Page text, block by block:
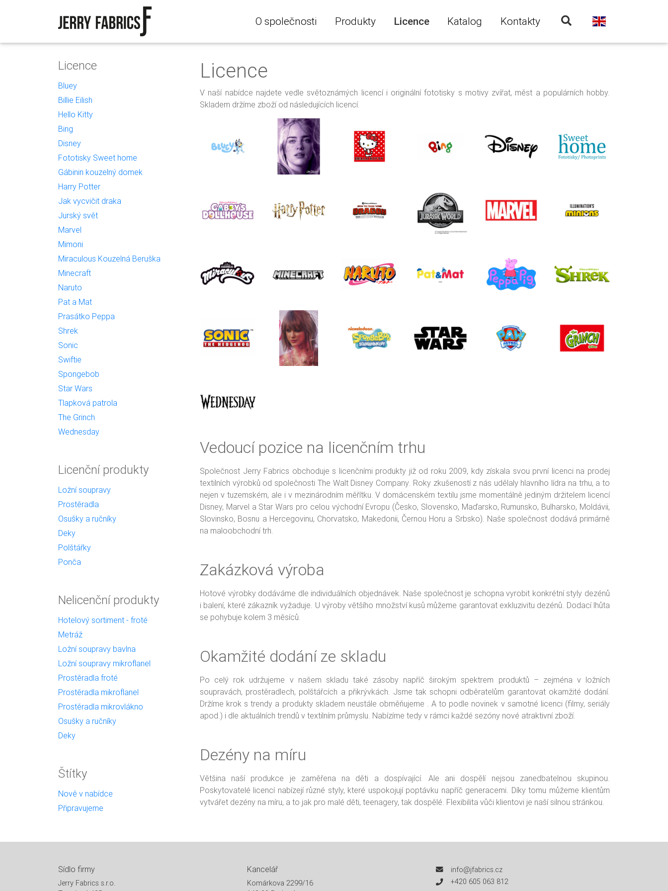
O společnosti Produkty Licence Katalog Kontakty
Licence
V naší nabídce najdete vedle světoznámých licencí i originální fototisky s motivy zvířat, měst a populárních hobby.
Skladem držíme zboží od následujících licencí.
Vedoucí pozice na licenčním trhu
Společnost Jerry Fabrics obchoduje s licenčními produkty již od roku 2009, kdy získala svou první licenci na prodej
textilních výrobků od společnosti The Walt Disney Company. Roky zkušeností z nás udělaly hlavního lídra na trhu, a to
nejen v tuzemském, ale i v mezinárodním měřítku. V domácenském textilu jsme momentálně jediným držitelem licencí
Disney, Marvel a Star Wars pro celou východní Evropu (Česko, Slovensko, Maďarsko, Rumunsko, Bulharsko, Moldávii,
Slovinsko, Bosnu a Hercegovinu, Chorvatsko, Makedonii, Černou Horu a Srbsko). Naše společnost dodává primárně
na maloobchodní trh.
Zakázková výroba
Hotové výrobky dodáváme dle individuálních objednávek. Naše společnost je schopna vyrobit konkrétní styly dezénů
i balení, které zákazník vyžaduje. U výroby většího množství kusů můžeme garantovat exkluzivitu dezénů. Dodací lhůta
se pohybuje kolem 3 měsíců.
Okamžité dodání ze skladu
Po celý rok udržujeme v našem skladu také zásoby napříč širokým spektrem produktů – zejména v ložních
soupravách, prostěradlech, polštářcích a přikrývkách. Jsme tak schopni odběratelům garantovat okamžité dodání.
Držíme krok s trendy a produkty skladem neustále obměňujeme . A to podle novinek v samotné licenci (filmy, seriály
apod.) i dle aktuálních trendů v textilním průmyslu. Nabízíme tedy v rámci každé sezóny nové atraktivní zboží.
Dezény na míru
Většina naší produkce je zaměřena na děti a dospívající. Ale ani dospělí nejsou zanedbatelnou skupinou.
Poskytovatelé licencí nabízejí různé styly, které uspokojují poptávku napříč generacemi. Díky tomu můžeme klientům
vytvářet dezény na míru, a to jak pro malé děti, teenagery, tak dospělé. Flexibilita vůči klientovi je naší silnou stránkou.
Licence
Bluey
Billie Eilish
Hello Kitty
Bing
Disney
Fototisky Sweet home
Gábinin kouzelný domek
Harry Potter
Jak vycvičit draka
Jurský svět
Marvel
Mimoni
Miraculous Kouzelná Beruška
Minecraft
Naruto
Pat a Mat
Prasátko Peppa
Shrek
Sonic
Swiftie
Spongebob
Star Wars
Tlapková patrola
The Grinch
Wednesday
Licenční produkty
Ložní soupravy
Prostěradla
Osušky a ručníky
Deky
Polštářky
Ponča
Nelicenční produkty
Hotelový sortiment - froté
Metráž
Ložní soupravy bavlna
Ložní soupravy mikroflanel
Prostěradla froté
Prostěradla mikroflanel
Prostěradla mikrovlákno
Osušky a ručníky
Deky
Štítky
Nově v nabídce
Připravujeme
Sídlo firmy
Jerry Fabrics s.r.o.
Kancelář
Komárkova 2299/16
info@jfabrics.cz
+420 605 063 812